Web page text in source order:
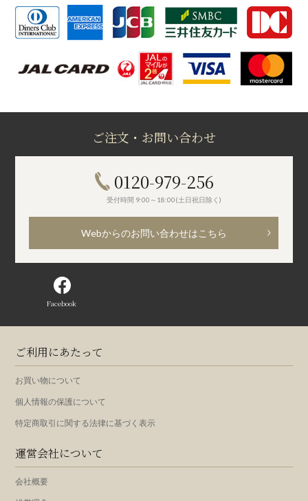
ご注文・お問い合わせ
0120-979-256
受付時間 9:00～18:00(土日祝日除く)
Webからのお問い合わせはこちら
Facebook
ご利用にあたって
お買い物について
個人情報の保護について
特定商取引に関する法律に基づく表示
運営会社について
会社概要